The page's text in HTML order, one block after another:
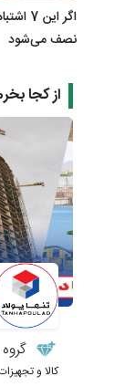
اگر
نصف می‌شود
از کجا
کالا و